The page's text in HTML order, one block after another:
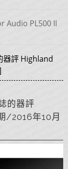
Audio PL500 II
器評 Highland
的器評
/2016年10月